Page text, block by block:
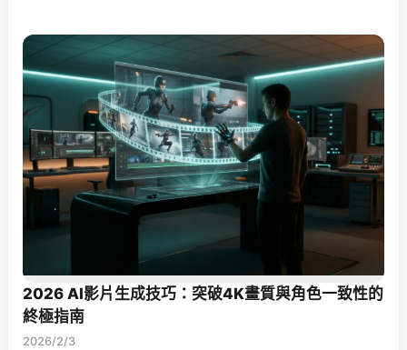
2026 AI影片生成技巧：突破4K畫質與角色一致性的
終極指南
2026/2/3